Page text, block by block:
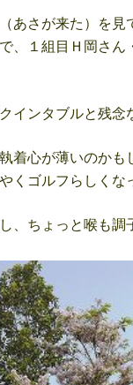
あさが来た）を見
、１組目Ｈ岡さん
インタブルと残念
着心が薄いのかも
くゴルフらしくな
、ちょっと喉も調